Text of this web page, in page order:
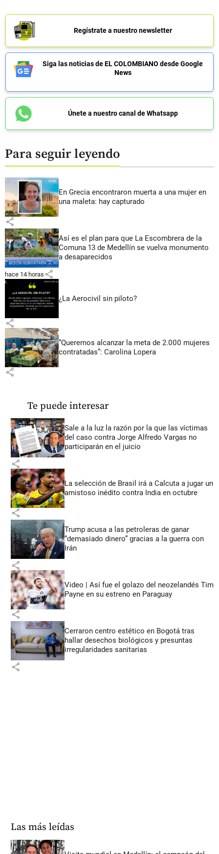
Regístrate a nuestro newsletter
Siga las noticias de EL COLOMBIANO desde Google
News
Únete a nuestro canal de Whatsapp
Para seguir leyendo
En Grecia encontraron muerta a una mujer en
una maleta: hay capturado
share
Así es el plan para que La Escombrera de la
Comuna 13 de Medellín se vuelva monumento
a desaparecidos
hace 14 horas share
¿La Aerocivil sin piloto?
share
“Queremos alcanzar la meta de 2.000 mujeres
contratadas”: Carolina Lopera
share
Te puede interesar
Sale a la luz la razón por la que las víctimas
del caso contra Jorge Alfredo Vargas no
participarán en el juicio
share
La selección de Brasil irá a Calcuta a jugar un
amistoso inédito contra India en octubre
share
Trump acusa a las petroleras de ganar
“demasiado dinero” gracias a la guerra con
Irán
share
Video | Así fue el golazo del neozelandés Tim
Payne en su estreno en Paraguay
share
Cerraron centro estético en Bogotá tras
hallar desechos biológicos y presuntas
irregularidades sanitarias
share
Las más leídas